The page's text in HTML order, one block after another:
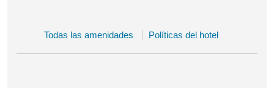
Todas las amenidades Políticas del hotel